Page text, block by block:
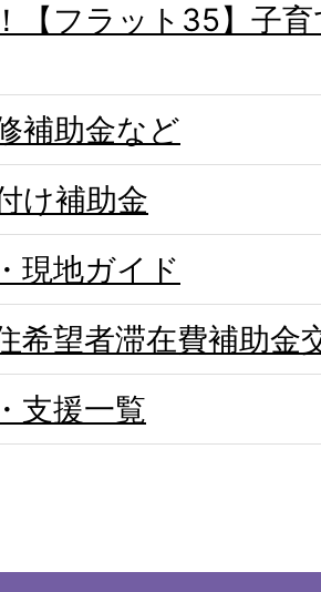
【フラット35】子
補助金など
け補助金
現地ガイド
希望者滞在費補助金
支援一覧